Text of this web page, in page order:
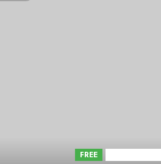
FREE